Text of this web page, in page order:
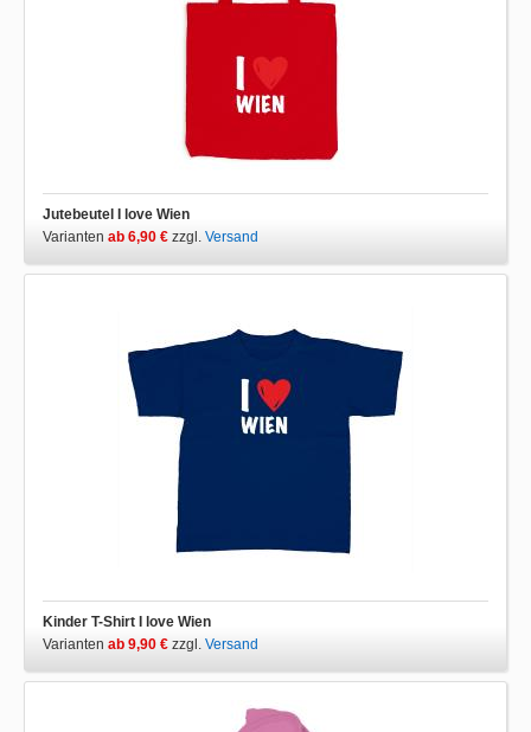
Jutebeutel I love Wien
Varianten ab 6,90 € zzgl. Versand
Kinder T-Shirt I love Wien
Varianten ab 9,90 € zzgl. Versand